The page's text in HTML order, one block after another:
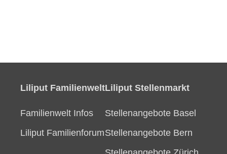
Liliput Familienwelt
Familienwelt Infos
Liliput Familienforum
Liliput Stellenmarkt
Stellenangebote Basel
Stellenangebote Bern